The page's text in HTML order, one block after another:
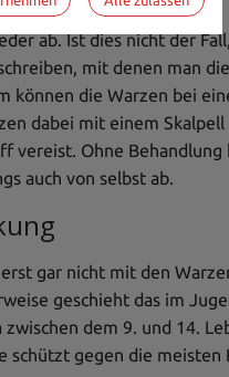
ab. Ist dies nicht der
mit denen man
können die Warzen bei
dabei mit einem
vereist. Ohne Behandlung
auch von selbst ab.
gar nicht mit den
geschieht das im
dem 9. und 14.
schützt gegen die meisten